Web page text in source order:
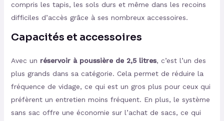
compris les tapis, les sols durs et même dans les recoins
difficiles d’accès grâce à ses nombreux accessoires.
Capacités et accessoires
Avec un réservoir à poussière de 2,5 litres, c’est l’un des
plus grands dans sa catégorie. Cela permet de réduire la
fréquence de vidage, ce qui est un gros plus pour ceux qui
préfèrent un entretien moins fréquent. En plus, le système
sans sac offre une économie sur l’achat de sacs, ce qui